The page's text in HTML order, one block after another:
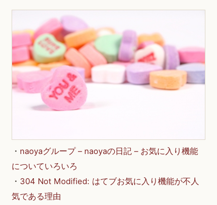
・ naoyaグループ – naoyaの日記 – お気に入り機能
についていろいろ
・ 304 Not Modified: はてブお気に入り機能が不人
気である理由